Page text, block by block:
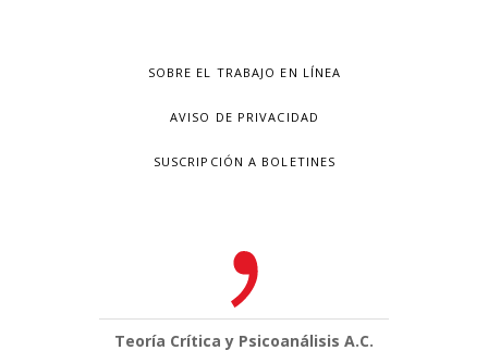
SOBRE EL TRABAJO EN LÍNEA
AVISO DE PRIVACIDAD
SUSCRIPCIÓN A BOLETINES
Teoría Crítica y Psicoanálisis A.C.